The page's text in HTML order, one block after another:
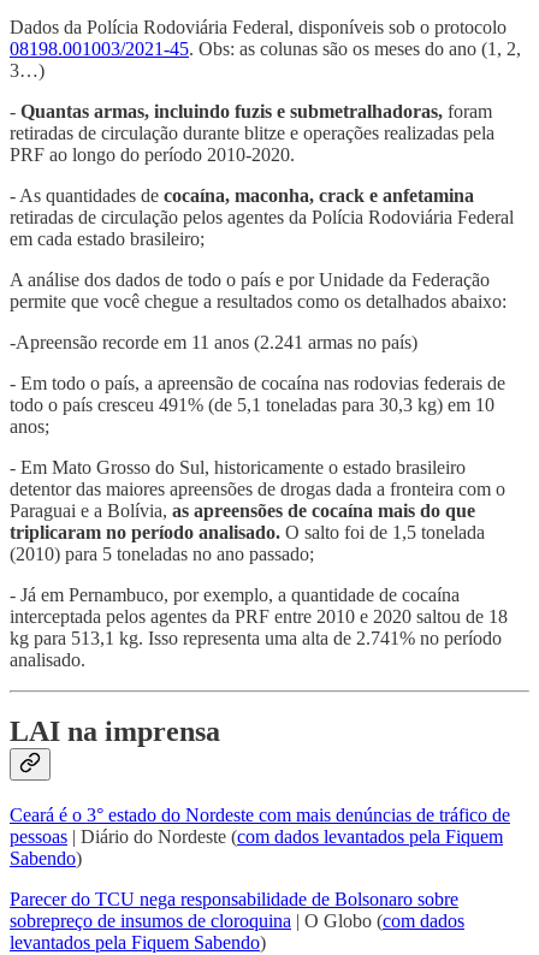
Dados da Polícia Rodoviária Federal, disponíveis sob o protocolo
08198.001003/2021-45. Obs: as colunas são os meses do ano (1, 2,
3…)
- Quantas armas, incluindo fuzis e submetralhadoras, foram
retiradas de circulação durante blitze e operações realizadas pela
PRF ao longo do período 2010-2020.
- As quantidades de cocaína, maconha, crack e anfetamina
retiradas de circulação pelos agentes da Polícia Rodoviária Federal
em cada estado brasileiro;
A análise dos dados de todo o país e por Unidade da Federação
permite que você chegue a resultados como os detalhados abaixo:
-Apreensão recorde em 11 anos (2.241 armas no país)
- Em todo o país, a apreensão de cocaína nas rodovias federais de
todo o país cresceu 491% (de 5,1 toneladas para 30,3 kg) em 10
anos;
- Em Mato Grosso do Sul, historicamente o estado brasileiro
detentor das maiores apreensões de drogas dada a fronteira com o
Paraguai e a Bolívia, as apreensões de cocaína mais do que
triplicaram no período analisado. O salto foi de 1,5 tonelada
(2010) para 5 toneladas no ano passado;
- Já em Pernambuco, por exemplo, a quantidade de cocaína
interceptada pelos agentes da PRF entre 2010 e 2020 saltou de 18
kg para 513,1 kg. Isso representa uma alta de 2.741% no período
analisado.
LAI na imprensa
Ceará é o 3° estado do Nordeste com mais denúncias de tráfico de
pessoas | Diário do Nordeste (com dados levantados pela Fiquem
Sabendo)
Parecer do TCU nega responsabilidade de Bolsonaro sobre
sobrepreço de insumos de cloroquina | O Globo (com dados
levantados pela Fiquem Sabendo)